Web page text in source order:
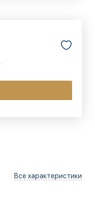
Все характеристики